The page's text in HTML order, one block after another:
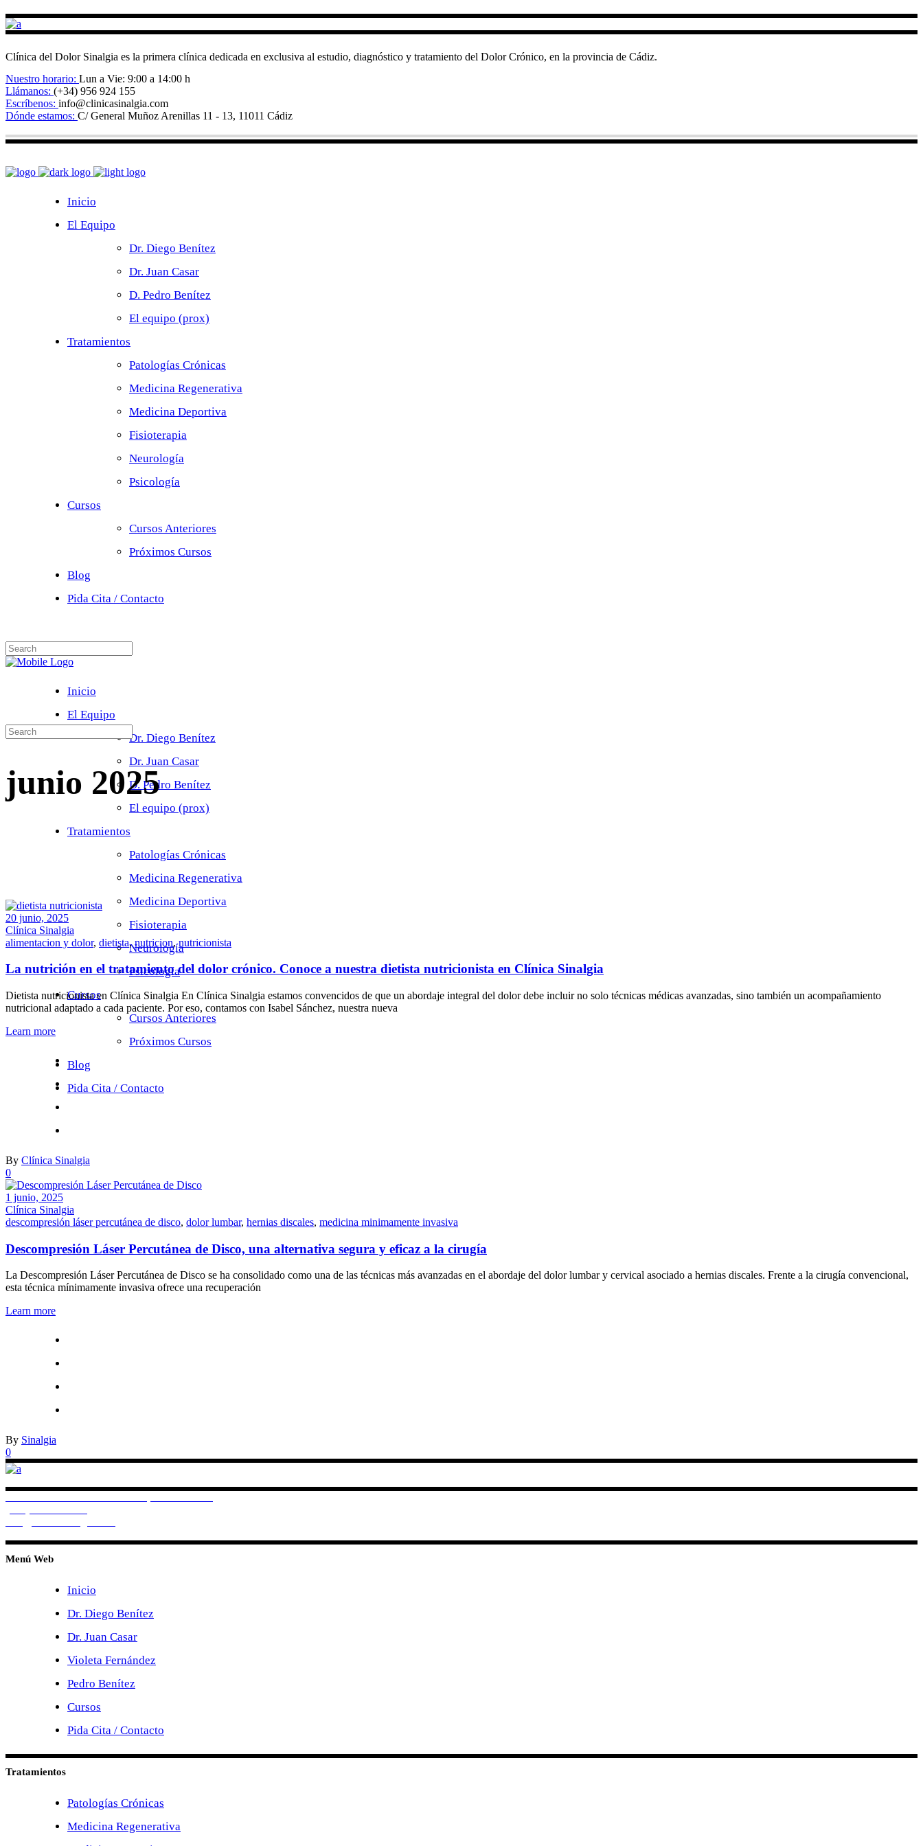
Clínica del Dolor Sinalgia es la primera clínica dedicada en exclusiva al estudio, diagnóstico y tratamiento del Dolor Crónico, en la provincia de Cádiz.
Nuestro horario: Lun a Vie: 9:00 a 14:00 h
Llámanos: (+34) 956 924 155
Escríbenos: info@clinicasinalgia.com
Dónde estamos: C/ General Muñoz Arenillas 11 - 13, 11011 Cádiz
Inicio
El Equipo
Dr. Diego Benítez
Dr. Juan Casar
D. Pedro Benítez
El equipo (prox)
Tratamientos
Patologías Crónicas
Medicina Regenerativa
Medicina Deportiva
Fisioterapia
Neurología
Psicología
Cursos
Cursos Anteriores
Próximos Cursos
Blog
Pida Cita / Contacto
Inicio
El Equipo
Dr. Diego Benítez
Dr. Juan Casar
D. Pedro Benítez
El equipo (prox)
Tratamientos
Patologías Crónicas
Medicina Regenerativa
Medicina Deportiva
Fisioterapia
Neurología
Psicología
Cursos
Cursos Anteriores
Próximos Cursos
Blog
Pida Cita / Contacto
junio 2025
20 junio, 2025
Clínica Sinalgia
alimentacion y dolor, dietista,nutricion,nutricionista
La nutrición en el tratamiento del dolor crónico. Conoce a nuestra dietista nutricionista en Clínica Sinalgia
Dietista nutricionista en Clínica Sinalgia En Clínica Sinalgia estamos convencidos de que un abordaje integral del dolor debe incluir no solo técnicas médicas avanzadas, sino también un acompañamiento
nutricional adaptado a cada paciente. Por eso, contamos con Isabel Sánchez, nuestra nueva
Learn more
By Clínica Sinalgia
0
1 junio, 2025
Clínica Sinalgia
descompresión láser percutánea de disco, dolor lumbar, hernias discales, medicina minimamente invasiva
Descompresión Láser Percutánea de Disco, una alternativa segura y eficaz a la cirugía
La Descompresión Láser Percutánea de Disco se ha consolidado como una de las técnicas más avanzadas en el abordaje del dolor lumbar y cervical asociado a hernias discales. Frente a la cirugía convencional,
esta técnica mínimamente invasiva ofrece una recuperación
Learn more
By Sinalgia
0
Menú Web
Inicio
Dr. Diego Benítez
Dr. Juan Casar
Violeta Fernández
Pedro Benítez
Cursos
Pida Cita / Contacto
Tratamientos
Patologías Crónicas
Medicina Regenerativa